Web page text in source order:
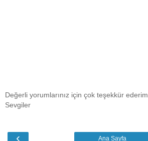
Değerli yorumlarınız için çok teşekkür ederim.
Sevgiler
‹ Ana Sayfa